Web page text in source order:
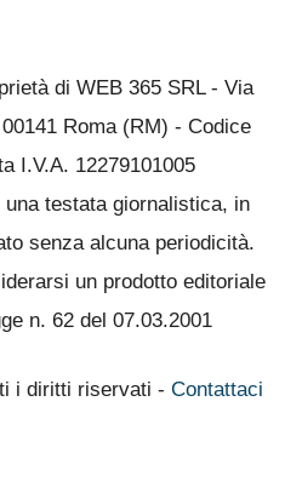
di WEB 365 SRL - Via
Roma (RM) - Codice
I.V.A. 12279101005
testata giornalistica, in
senza alcuna periodicità.
un prodotto editoriale
n. 62 del 07.03.2001
i diritti riservati - Contattaci